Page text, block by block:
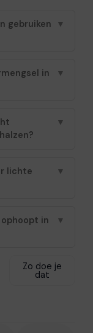
gebruiken
▼
in
▼
▼
lichte
▼
in
▼
Zo doe je
dat